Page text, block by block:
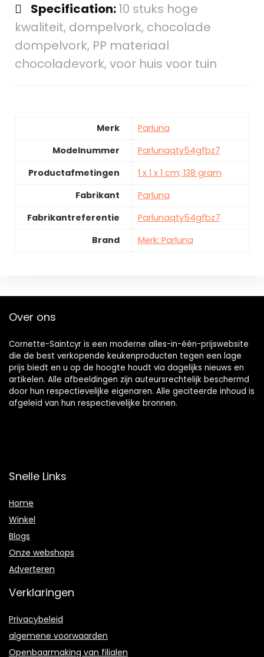
Specification:10 stuks hoge
kwaliteit, dompelvork, chocolade
dompelvork, PP materiaal
chocoladevork, voor huis voor tuin
Merk
Parluna
Modelnummer
Parlunaqty54gfbz7
Productafmetingen
1 x 1 x 1 cm; 138 gram
Fabrikant
Parluna
Fabrikantreferentie
Parlunaqty54gfbz7
Brand
Merk: Parluna
Over ons
Cornette-Saintcyr is een moderne alles-in-één-prijswebsite
die de best verkopende keukenproducten tegen een lage
prijs biedt en u op de hoogte houdt via dagelijks nieuws en
artikelen. Alle afbeeldingen zijn auteursrechtelijk beschermd
door hun respectievelijke eigenaren. Alle geciteerde inhoud is
afgeleid van hun respectievelijke bronnen.
Snelle Links
Home
Winkel
Blogs
Onze webshops
Adverteren
Verklaringen
Privacybeleid
algemene voorwaarden
Openbaarmaking van filialen